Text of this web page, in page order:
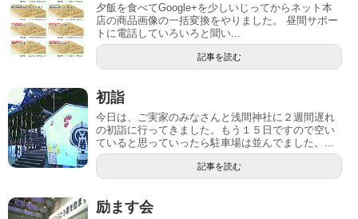
夕飯を食べてGoogle+を少しいじってからネット本
店の商品画像の一括変換をやりました。 昼間サポー
トに電話していろいろと聞い...
記事を読む
初詣
今日は、ご実家のみなさんと浅間神社に２週間遅れ
の初詣に行ってきました。もう１５日ですので空い
ていると思っていったら駐車場は並んでました。...
記事を読む
励ます会